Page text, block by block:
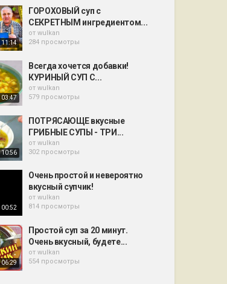
11:14
ГОРОХОВЫЙ суп с
СЕКРЕТНЫМ ингредиентом...
от wulkan
284 просмотры
03:47
Всегда хочется добавки!
КУРИНЫЙ СУП С...
от wulkan
579 просмотры
10:56
ПОТРЯСАЮЩЕ вкусные
ГРИБНЫЕ СУПЫ - ТРИ...
от wulkan
302 просмотры
00:52
Очень простой и невероятно
вкусный супчик!
от wulkan
814 просмотры
06:29
Простой суп за 20 минут.
Очень вкусный, будете...
от wulkan
554 просмотры